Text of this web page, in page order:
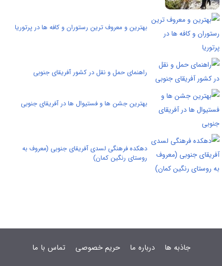
بهترین و معروف ترین رستوران و کافه ها در پرتوریا
راهنمای حمل و نقل در کشور آفریقای جنوبی
بهترین جشن ها و فستیوال ها در آفریقای جنوبی
دهکده فرهنگی لسدی آفریقای جنوبی (معروف به
روستای رنگین کمان)
جاذبه ها درباره ما حریم خصوصی تماس با ما